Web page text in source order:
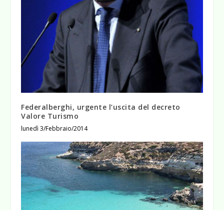
Federalberghi, urgente l’uscita del decreto
Valore Turismo
lunedì 3/Febbraio/2014